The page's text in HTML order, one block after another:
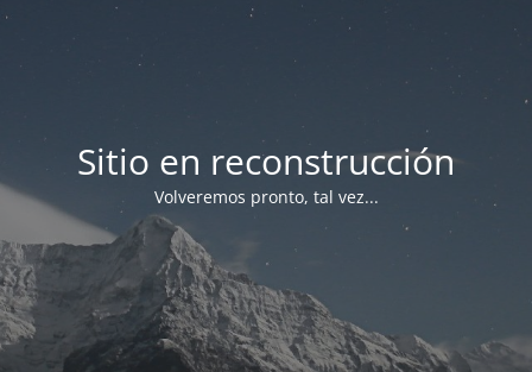
Sitio en reconstrucción
Volveremos pronto, tal vez...